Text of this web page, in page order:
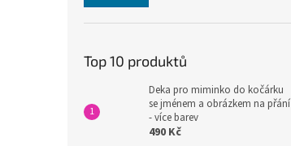
Top 10 produktů
Deka pro miminko do kočárku
se jménem a obrázkem na přání
- více barev
490 Kč